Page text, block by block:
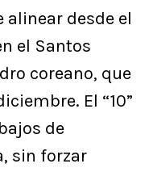
alinear desde el
el Santos
coreano, que
El “10”
de
sin forzar